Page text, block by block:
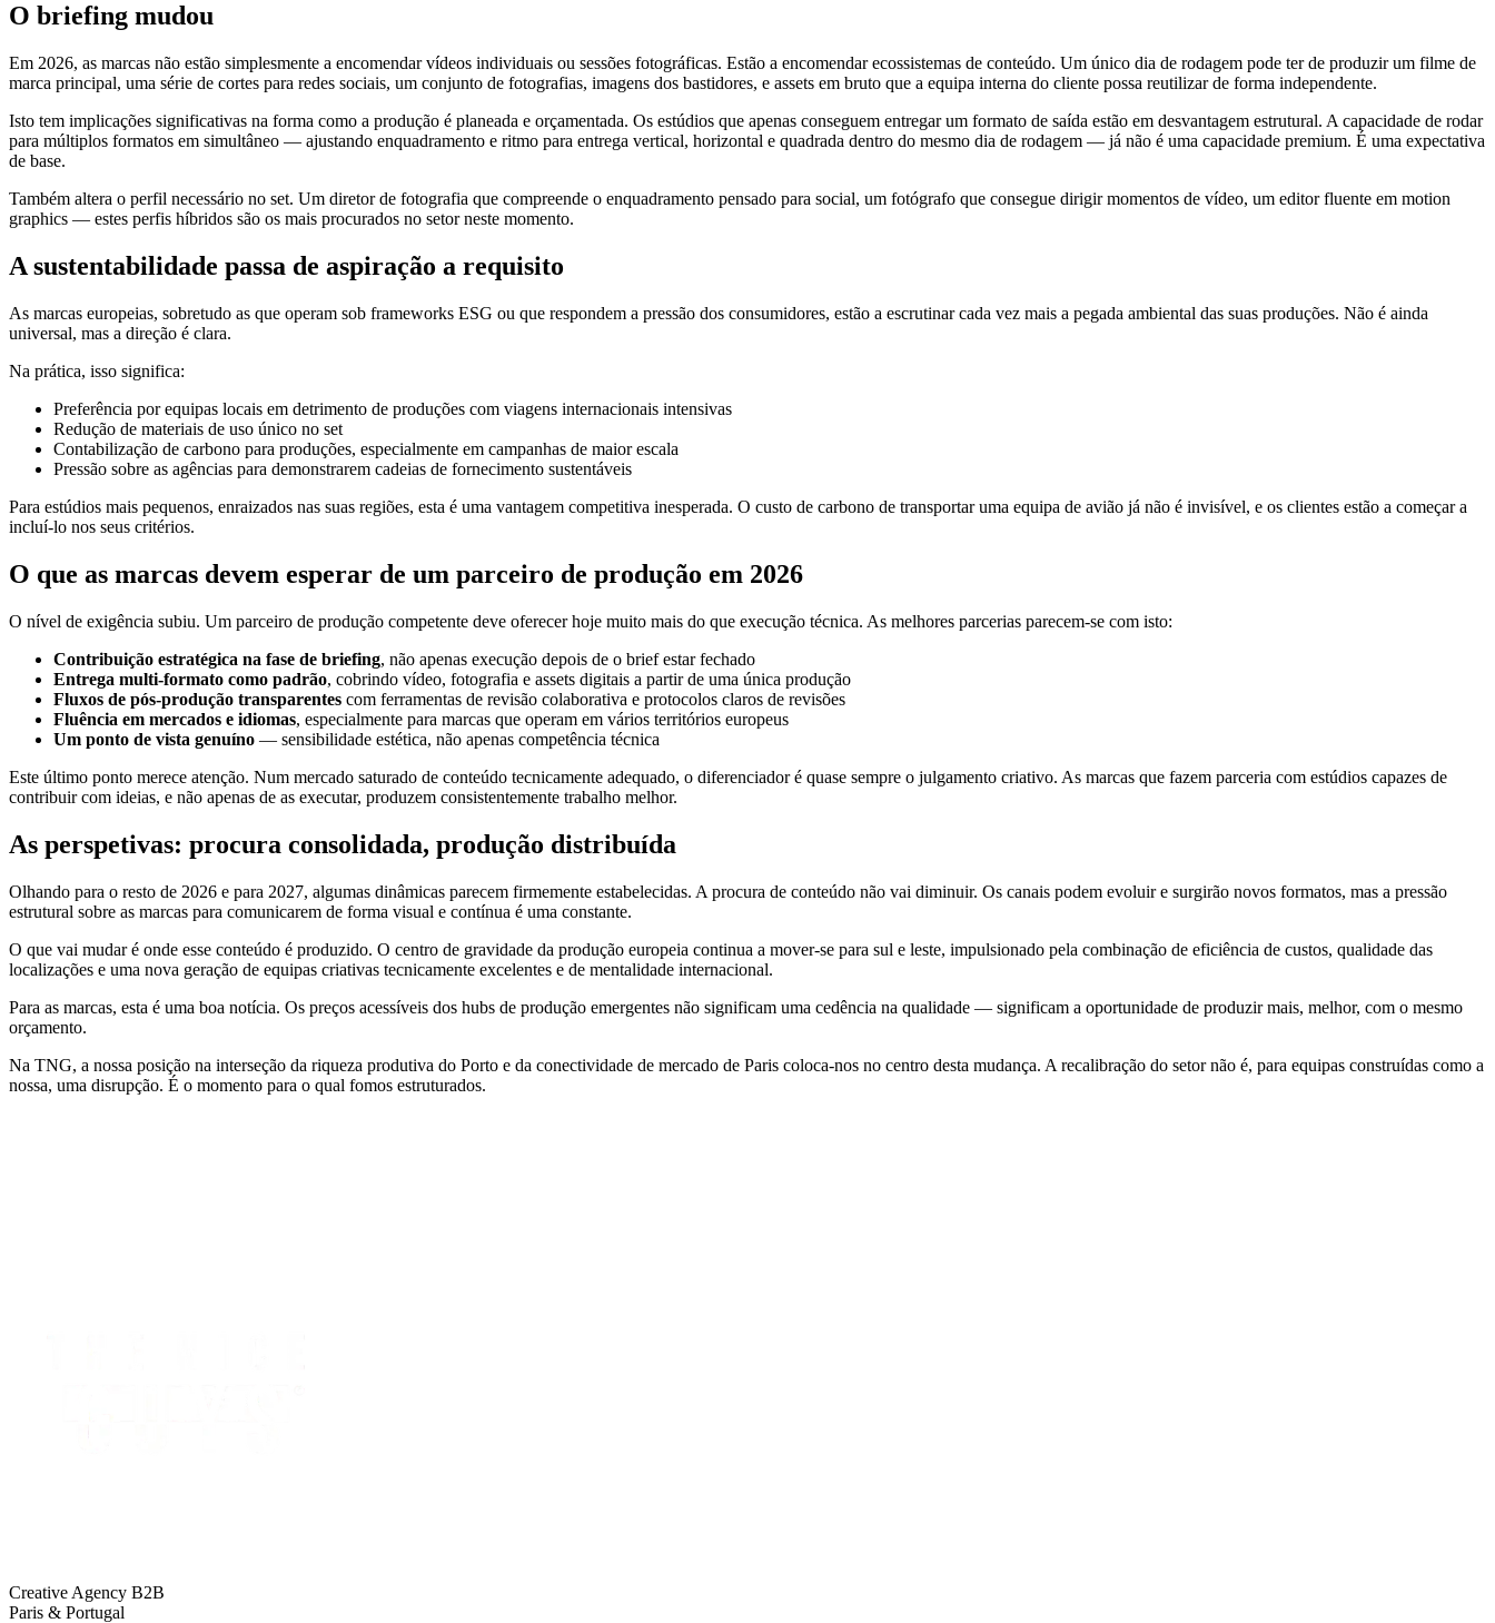
O briefing mudou
Em 2026, as marcas não estão simplesmente a encomendar vídeos individuais ou sessões fotográficas. Estão a encomendar ecossistemas de conteúdo. Um único dia de rodagem pode ter de produzir um filme de
marca principal, uma série de cortes para redes sociais, um conjunto de fotografias, imagens dos bastidores, e assets em bruto que a equipa interna do cliente possa reutilizar de forma independente.
Isto tem implicações significativas na forma como a produção é planeada e orçamentada. Os estúdios que apenas conseguem entregar um formato de saída estão em desvantagem estrutural. A capacidade de rodar
para múltiplos formatos em simultâneo — ajustando enquadramento e ritmo para entrega vertical, horizontal e quadrada dentro do mesmo dia de rodagem — já não é uma capacidade premium. É uma expectativa
de base.
Também altera o perfil necessário no set. Um diretor de fotografia que compreende o enquadramento pensado para social, um fotógrafo que consegue dirigir momentos de vídeo, um editor fluente em motion
graphics — estes perfis híbridos são os mais procurados no setor neste momento.
A sustentabilidade passa de aspiração a requisito
As marcas europeias, sobretudo as que operam sob frameworks ESG ou que respondem a pressão dos consumidores, estão a escrutinar cada vez mais a pegada ambiental das suas produções. Não é ainda
universal, mas a direção é clara.
Na prática, isso significa:
Preferência por equipas locais em detrimento de produções com viagens internacionais intensivas
Redução de materiais de uso único no set
Contabilização de carbono para produções, especialmente em campanhas de maior escala
Pressão sobre as agências para demonstrarem cadeias de fornecimento sustentáveis
Para estúdios mais pequenos, enraizados nas suas regiões, esta é uma vantagem competitiva inesperada. O custo de carbono de transportar uma equipa de avião já não é invisível, e os clientes estão a começar a
incluí-lo nos seus critérios.
O que as marcas devem esperar de um parceiro de produção em 2026
O nível de exigência subiu. Um parceiro de produção competente deve oferecer hoje muito mais do que execução técnica. As melhores parcerias parecem-se com isto:
Contribuição estratégica na fase de briefing, não apenas execução depois de o brief estar fechado
Entrega multi-formato como padrão, cobrindo vídeo, fotografia e assets digitais a partir de uma única produção
Fluxos de pós-produção transparentes com ferramentas de revisão colaborativa e protocolos claros de revisões
Fluência em mercados e idiomas, especialmente para marcas que operam em vários territórios europeus
Um ponto de vista genuíno — sensibilidade estética, não apenas competência técnica
Este último ponto merece atenção. Num mercado saturado de conteúdo tecnicamente adequado, o diferenciador é quase sempre o julgamento criativo. As marcas que fazem parceria com estúdios capazes de
contribuir com ideias, e não apenas de as executar, produzem consistentemente trabalho melhor.
As perspetivas: procura consolidada, produção distribuída
Olhando para o resto de 2026 e para 2027, algumas dinâmicas parecem firmemente estabelecidas. A procura de conteúdo não vai diminuir. Os canais podem evoluir e surgirão novos formatos, mas a pressão
estrutural sobre as marcas para comunicarem de forma visual e contínua é uma constante.
O que vai mudar é onde esse conteúdo é produzido. O centro de gravidade da produção europeia continua a mover-se para sul e leste, impulsionado pela combinação de eficiência de custos, qualidade das
localizações e uma nova geração de equipas criativas tecnicamente excelentes e de mentalidade internacional.
Para as marcas, esta é uma boa notícia. Os preços acessíveis dos hubs de produção emergentes não significam uma cedência na qualidade — significam a oportunidade de produzir mais, melhor, com o mesmo
orçamento.
Na TNG, a nossa posição na interseção da riqueza produtiva do Porto e da conectividade de mercado de Paris coloca-nos no centro desta mudança. A recalibração do setor não é, para equipas construídas como a
nossa, uma disrupção. É o momento para o qual fomos estruturados.
Creative Agency B2B
Paris & Portugal